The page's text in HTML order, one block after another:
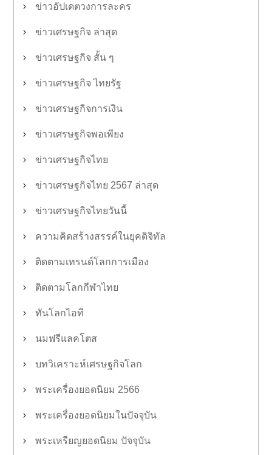
ข่าวอัปเดตวงการละคร
ข่าวเศรษฐกิจ ล่าสุด
ข่าวเศรษฐกิจ สั้น ๆ
ข่าวเศรษฐกิจ ไทยรัฐ
ข่าวเศรษฐกิจการเงิน
ข่าวเศรษฐกิจพอเพียง
ข่าวเศรษฐกิจไทย
ข่าวเศรษฐกิจไทย 2567 ล่าสุด
ข่าวเศรษฐกิจไทยวันนี้
ความคิดสร้างสรรค์ในยุคดิจิทัล
ติดตามเทรนด์โลกการเมือง
ติดตามโลกกีฬาไทย
ทันโลกไอที
นมฟรีแลคโตส
บทวิเคราะห์เศรษฐกิจโลก
พระเครื่องยอดนิยม 2566
พระเครื่องยอดนิยมในปัจจุบัน
พระเหรียญยอดนิยม ปัจจุบัน